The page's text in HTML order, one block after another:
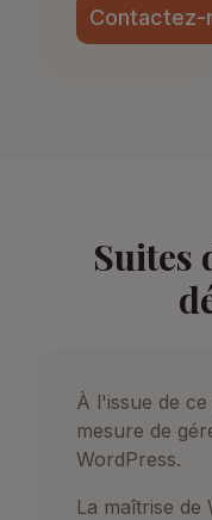
Contactez-
Suites
À l'issue de
mesure de
WordPress.
La maîtrise de